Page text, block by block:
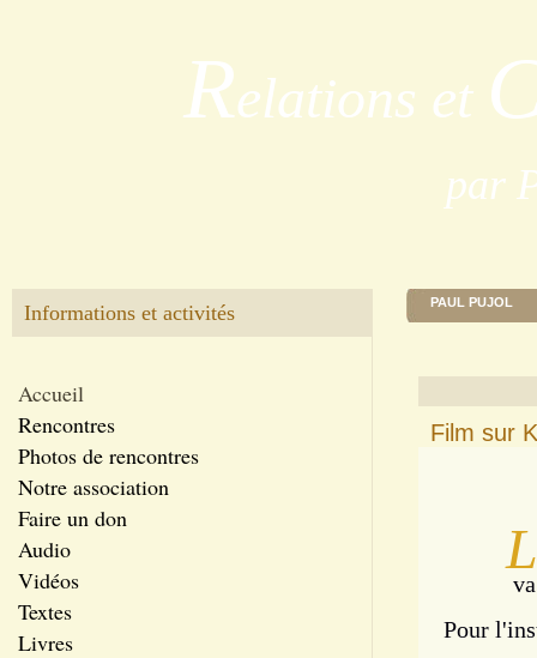
Relations et
par
Informations et activités
Accueil
Rencontres
Photos de rencontres
Notre association
Faire un don
Audio
Vidéos
Textes
Livres
PAUL PUJOL
Film sur
L
Pour